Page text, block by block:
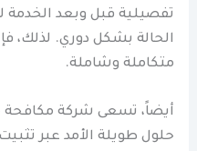
تفصيلية قبل وبعد الخدمة
الحالة بشكل دوري. لذلك،
متكاملة وشاملة.
أيضاً، تسعى شركة
حلول طويلة الأمد عبر